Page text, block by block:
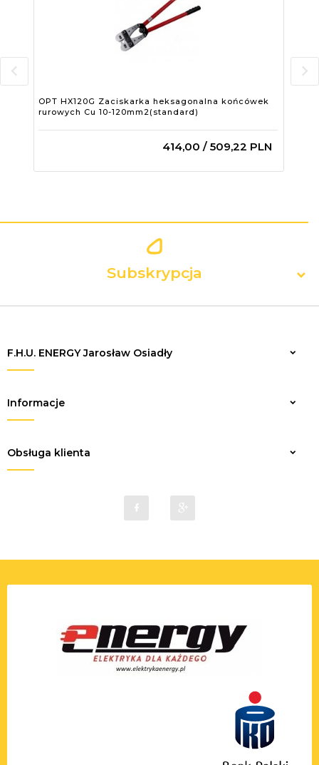
OPT HX120G Zaciskarka heksagonalna końcówek
rurowych Cu 10-120mm2(standard)
414,00 / 509,22 PLN
Subskrypcja
Zapisz
F.H.U. ENERGY Jarosław Osiadły
sklep@elektrykaenergy.pl
Informacje
Obsługa klienta